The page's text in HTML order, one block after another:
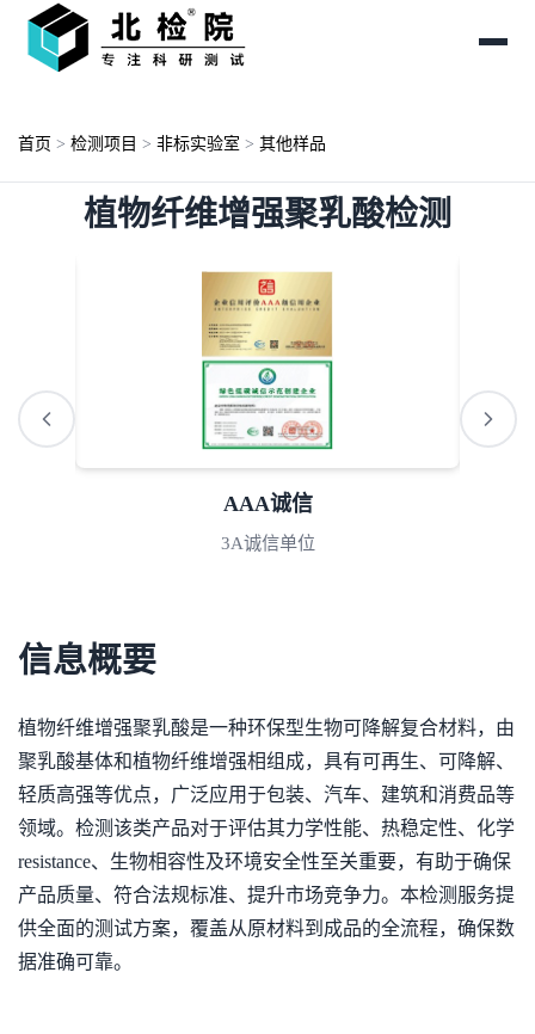
首页 > 检测项目 > 非标实验室 > 其他样品
植物纤维增强聚乳酸检测
AAA诚信
3A诚信单位
信息概要
植物纤维增强聚乳酸是一种环保型生物可降解复合材料，由
聚乳酸基体和植物纤维增强相组成，具有可再生、可降解、
轻质高强等优点，广泛应用于包装、汽车、建筑和消费品等
领域。检测该类产品对于评估其力学性能、热稳定性、化学
resistance、生物相容性及环境安全性至关重要，有助于确保
产品质量、符合法规标准、提升市场竞争力。本检测服务提
供全面的测试方案，覆盖从原材料到成品的全流程，确保数
据准确可靠。